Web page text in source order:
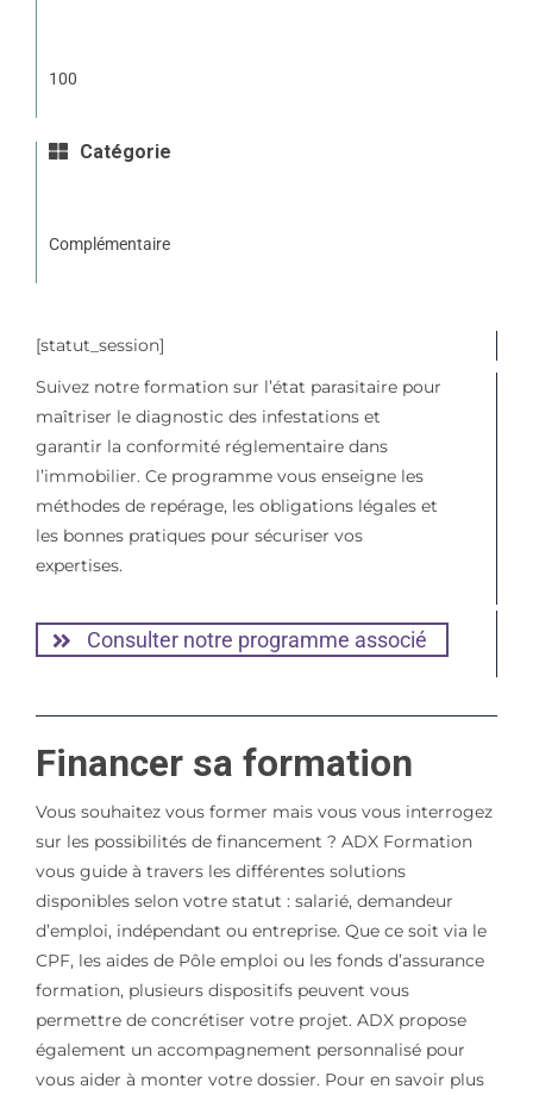
100
Catégorie
Complémentaire
[statut_session]
Suivez notre formation sur l’état parasitaire pour
maîtriser le diagnostic des infestations et
garantir la conformité réglementaire dans
l’immobilier. Ce programme vous enseigne les
méthodes de repérage, les obligations légales et
les bonnes pratiques pour sécuriser vos
expertises.
Consulter notre programme associé
Financer sa formation
Vous souhaitez vous former mais vous vous interrogez
sur les possibilités de financement ? ADX Formation
vous guide à travers les différentes solutions
disponibles selon votre statut : salarié, demandeur
d’emploi, indépendant ou entreprise. Que ce soit via le
CPF, les aides de Pôle emploi ou les fonds d’assurance
formation, plusieurs dispositifs peuvent vous
permettre de concrétiser votre projet. ADX propose
également un accompagnement personnalisé pour
vous aider à monter votre dossier. Pour en savoir plus